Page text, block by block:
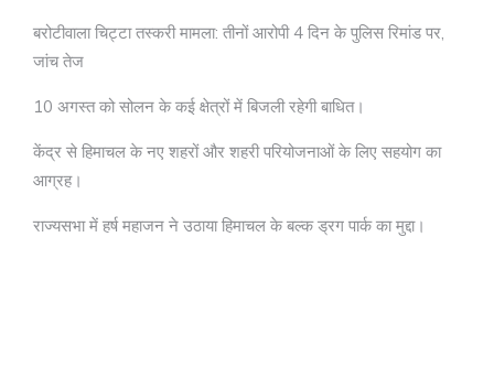
बरोटीवाला चिट्टा तस्करी मामला: तीनों आरोपी 4 दिन के पुलिस रिमांड पर,
जांच तेज
10 अगस्त को सोलन के कई क्षेत्रों में बिजली रहेगी बाधित।
केंद्र से हिमाचल के नए शहरों और शहरी परियोजनाओं के लिए सहयोग का
आग्रह।
राज्यसभा में हर्ष महाजन ने उठाया हिमाचल के बल्क ड्रग पार्क का मुद्दा।